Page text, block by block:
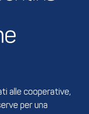
alle cooperative,
per una